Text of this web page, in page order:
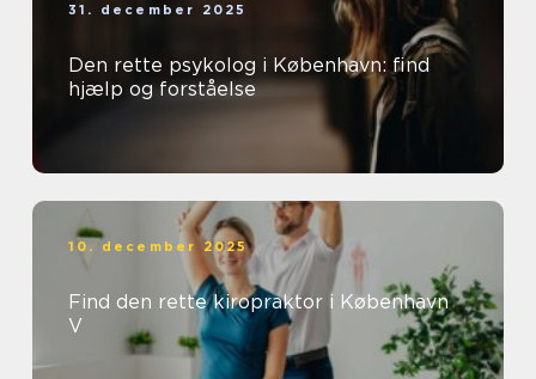
31. december 2025
Den rette psykolog i København: find
hjælp og forståelse
10. december 2025
Find den rette kiropraktor i København
V